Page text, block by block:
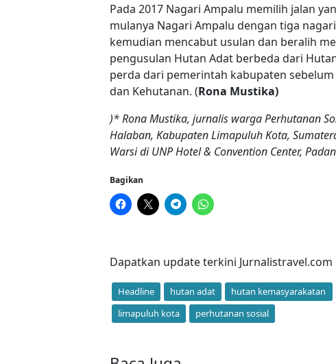
Pada 2017 Nagari Ampalu memilih jalan
mulanya Nagari Ampalu dengan tiga
kemudian mencabut usulan dan beralih
pengusulan Hutan Adat berbeda dari
perda dari pemerintah kabupaten
dan Kehutanan. (Rona Mustika)
)* Rona Mustika, jurnalis warga Perhutanan
Halaban, Kabupaten Limapuluh Kota,
Warsi di UNP Hotel & Convention Center,
Bagikan
Dapatkan update terkini Jurnalistravel.com
Headline hutan adat hutan kemasyarakatan
limapuluh kota
perhutanan sosial